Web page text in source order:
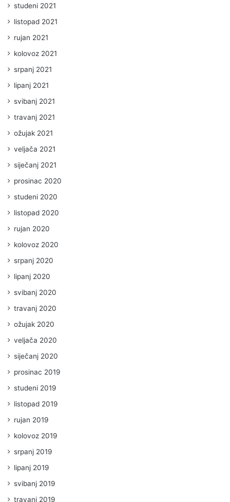
studeni 2021
listopad 2021
rujan 2021
kolovoz 2021
srpanj 2021
lipanj 2021
svibanj 2021
travanj 2021
ožujak 2021
veljača 2021
siječanj 2021
prosinac 2020
studeni 2020
listopad 2020
rujan 2020
kolovoz 2020
srpanj 2020
lipanj 2020
svibanj 2020
travanj 2020
ožujak 2020
veljača 2020
siječanj 2020
prosinac 2019
studeni 2019
listopad 2019
rujan 2019
kolovoz 2019
srpanj 2019
lipanj 2019
svibanj 2019
travanj 2019